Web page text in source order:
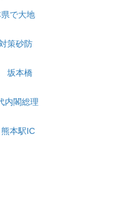
で大地
策砂防
坂本橋
内閣総理
本駅IC